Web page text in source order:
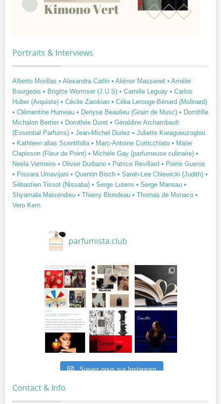
Portraits & Interviews
Alberto Morillas • Alexandra Carlin • Aliénor Massenet • Amélie
Bourgeois • Brigitte Wormser (J.U.S) • Camille Leguay • Carlos
Huber (Arquiste) • Cécile Zarokian • Célia Lerouge-Bénard (Molinard)
• Clémentine Humeau • Denyse Beaulieu (Grain de Musc) • Domitille
Michalon Bertier • Dorothée Duret • Géraldine Archambault
(Essential Parfums) • Jean-Michel Duriez • Juliette Karagueuzoglou
• Kathleen alias Scentifolia • Marc-Antoine Corticchiato • Marie
Clapisson (Fleur de Point) • Michèle Gay (parfumeuse culinaire) •
Neela Vermeire • Olivier Durbano • Patrice Revillard • Pierre Gueros
• Pissara Umavijani • Quentin Bisch • Sarah-Lee Chlewicki (Judith) •
Sébastien Tissot (Nissaba) • Serge Lutens • Serge Mansau •
Shyamala Maisondieu • Thierry Blondeau • Thomas de Monaco •
Vero Kern
parfumista.club
Suivez-nous sur Instagram
Contact & Info